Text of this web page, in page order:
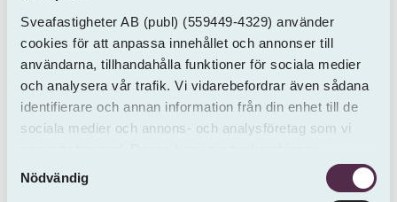
Sveafastigheter AB (publ) (559449-4329) använder
cookies för att anpassa innehållet och annonser till
användarna, tillhandahålla funktioner för sociala medier
och analysera vår trafik. Vi vidarebefordrar även sådana
identifierare och annan information från din enhet till de
sociala medier och annons- och analysföretag som vi
informationen med annan information som du har
tillhandahållit eller som de har samlat in från andra än
Samtyckesval
Nödvändig